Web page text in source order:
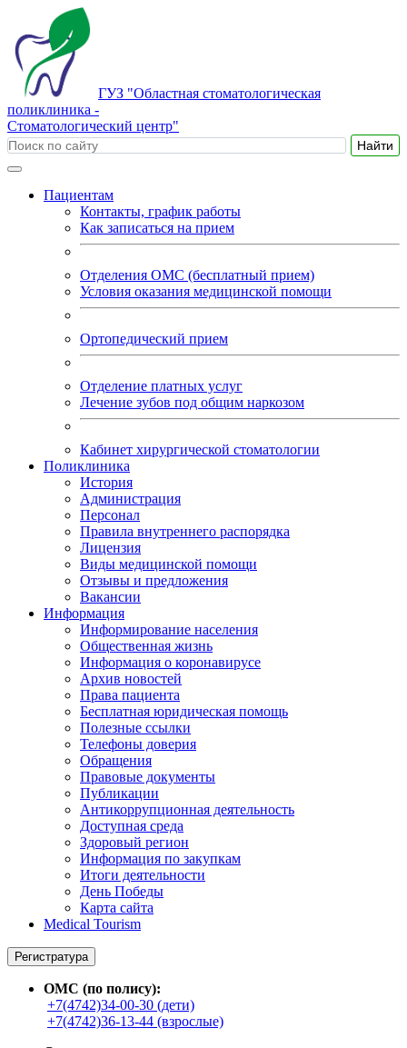
ГУЗ "Областная стоматологическая
поликлиника -
Стоматологический центр"
Пациентам
Контакты, график работы
Как записаться на прием
Отделения ОМС (бесплатный прием)
Условия оказания медицинской помощи
Ортопедический прием
Отделение платных услуг
Лечение зубов под общим наркозом
Кабинет хирургической стоматологии
Поликлиника
История
Администрация
Персонал
Правила внутреннего распорядка
Лицензия
Виды медицинской помощи
Отзывы и предложения
Вакансии
Информация
Информирование населения
Общественная жизнь
Информация о коронавирусе
Архив новостей
Права пациента
Бесплатная юридическая помощь
Полезные ссылки
Телефоны доверия
Обращения
Правовые документы
Публикации
Антикоррупционная деятельность
Доступная среда
Здоровый регион
Информация по закупкам
Итоги деятельности
День Победы
Карта сайта
Medical Tourism
Регистратура
ОМС (по полису):
+7(4742)34-00-30 (дети)
+7(4742)36-13-44 (взрослые)